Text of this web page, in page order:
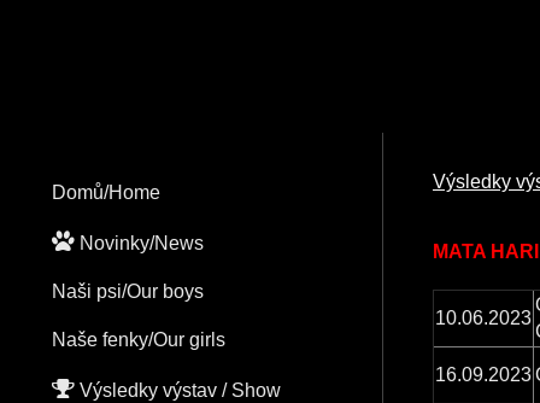
Výsledky
MATA
10.06.2023
16.09.2023
Domů/Home
Novinky/News
Naši psi/Our boys
Naše fenky/Our girls
Výsledky výstav / Show